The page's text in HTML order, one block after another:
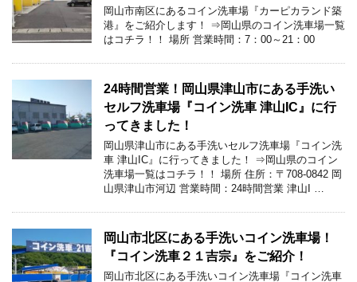
岡山市南区にあるコイン洗車場『カーピカランド築
港』をご紹介します！ ⇒岡山県のコイン洗車場一覧
はコチラ！！ 場所 営業時間：7：00～21：00
24時間営業！岡山県津山市にある手洗い
セルフ洗車場『コイン洗車 津山IC』に行
ってきました！
岡山県津山市にある手洗いセルフ洗車場『コイン洗
車 津山IC』に行ってきました！ ⇒岡山県のコイン
洗車場一覧はコチラ！！ 場所 住所：〒708-0842 岡
山県津山市河辺 営業時間：24時間営業 津山I …
岡山市北区にある手洗いコイン洗車場！
『コイン洗車２１吉宗』をご紹介！
岡山市北区にある手洗いコイン洗車場『コイン洗車